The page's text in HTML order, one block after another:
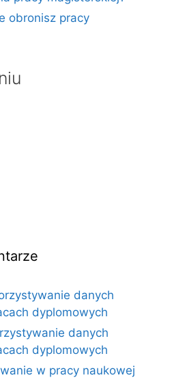
obronisz pracy
danych
dyplomowych
danych
dyplomowych
w pracy naukowej